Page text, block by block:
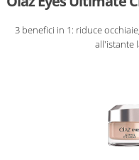
3 benefici in 1: riduce
all'istante